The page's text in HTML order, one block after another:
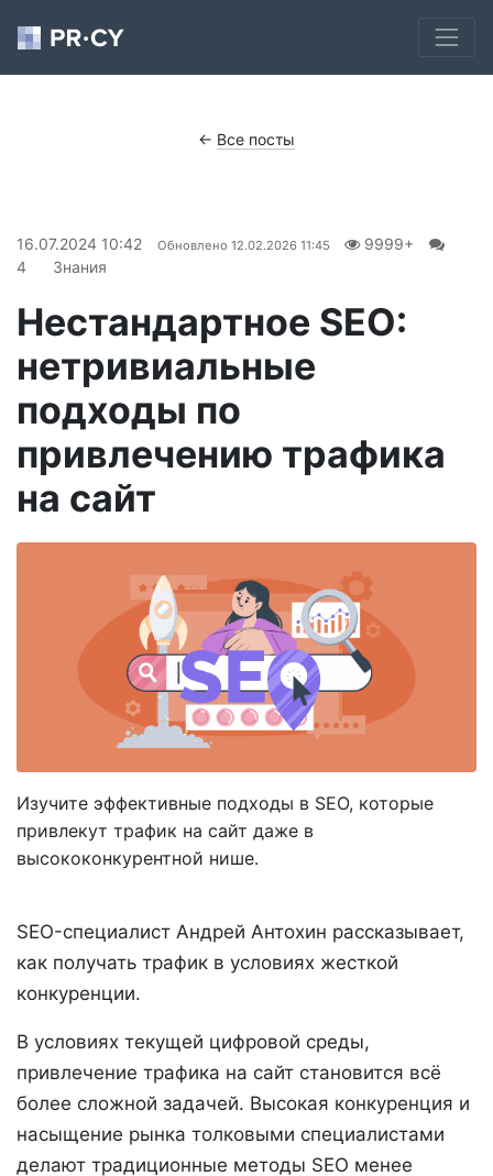
← Все посты
16.07.2024 10:42 Обновлено 12.02.2026 11:45
9999+
4
Знания
Нестандартное SEO:
нетривиальные
подходы по
привлечению трафика
на сайт
Изучите эффективные подходы в SEO, которые
привлекут трафик на сайт даже в
высококонкурентной нише.
SEO-специалист Андрей Антохин рассказывает,
как получать трафик в условиях жесткой
конкуренции.
В условиях текущей цифровой среды,
привлечение трафика на сайт становится всё
более сложной задачей. Высокая конкуренция и
насыщение рынка толковыми специалистами
делают традиционные методы SEO менее